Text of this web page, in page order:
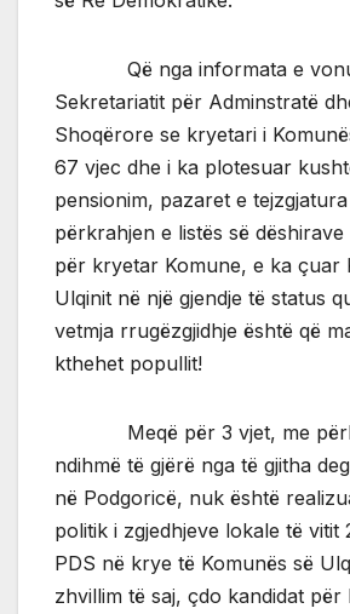
Që nga informata e
Sekretariatit për Adminstratë
Shoqërore se kryetari i
67 vjec dhe i ka plotesuar
pensionim, pazaret e
përkrahjen e listës së dëshirave
për kryetar Komune, e ka çuar
Ulqinit në një gjendje të status
vetmja rrugëzgjidhje është që
kthehet popullit!
Meqë për 3 vjet, me
ndihmë të gjërë nga të gjitha
në Podgoricë, nuk është
politik i zgjedhjeve lokale të vitit
PDS në krye të Komunës së
zhvillim të saj, çdo kandidat